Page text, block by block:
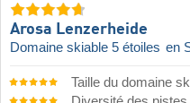
Arosa Lenzerheide
Domaine skiable 5 étoiles en
Taille du domaine